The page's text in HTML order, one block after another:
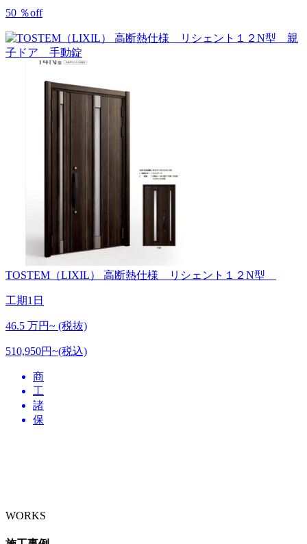
50 ％off
TOSTEM（LIXIL） 高断熱仕様 リシェント１２N型
工期1日
46.5 万円~ (税抜)
510,950円~(税込)
商
工
諸
保
WORKS